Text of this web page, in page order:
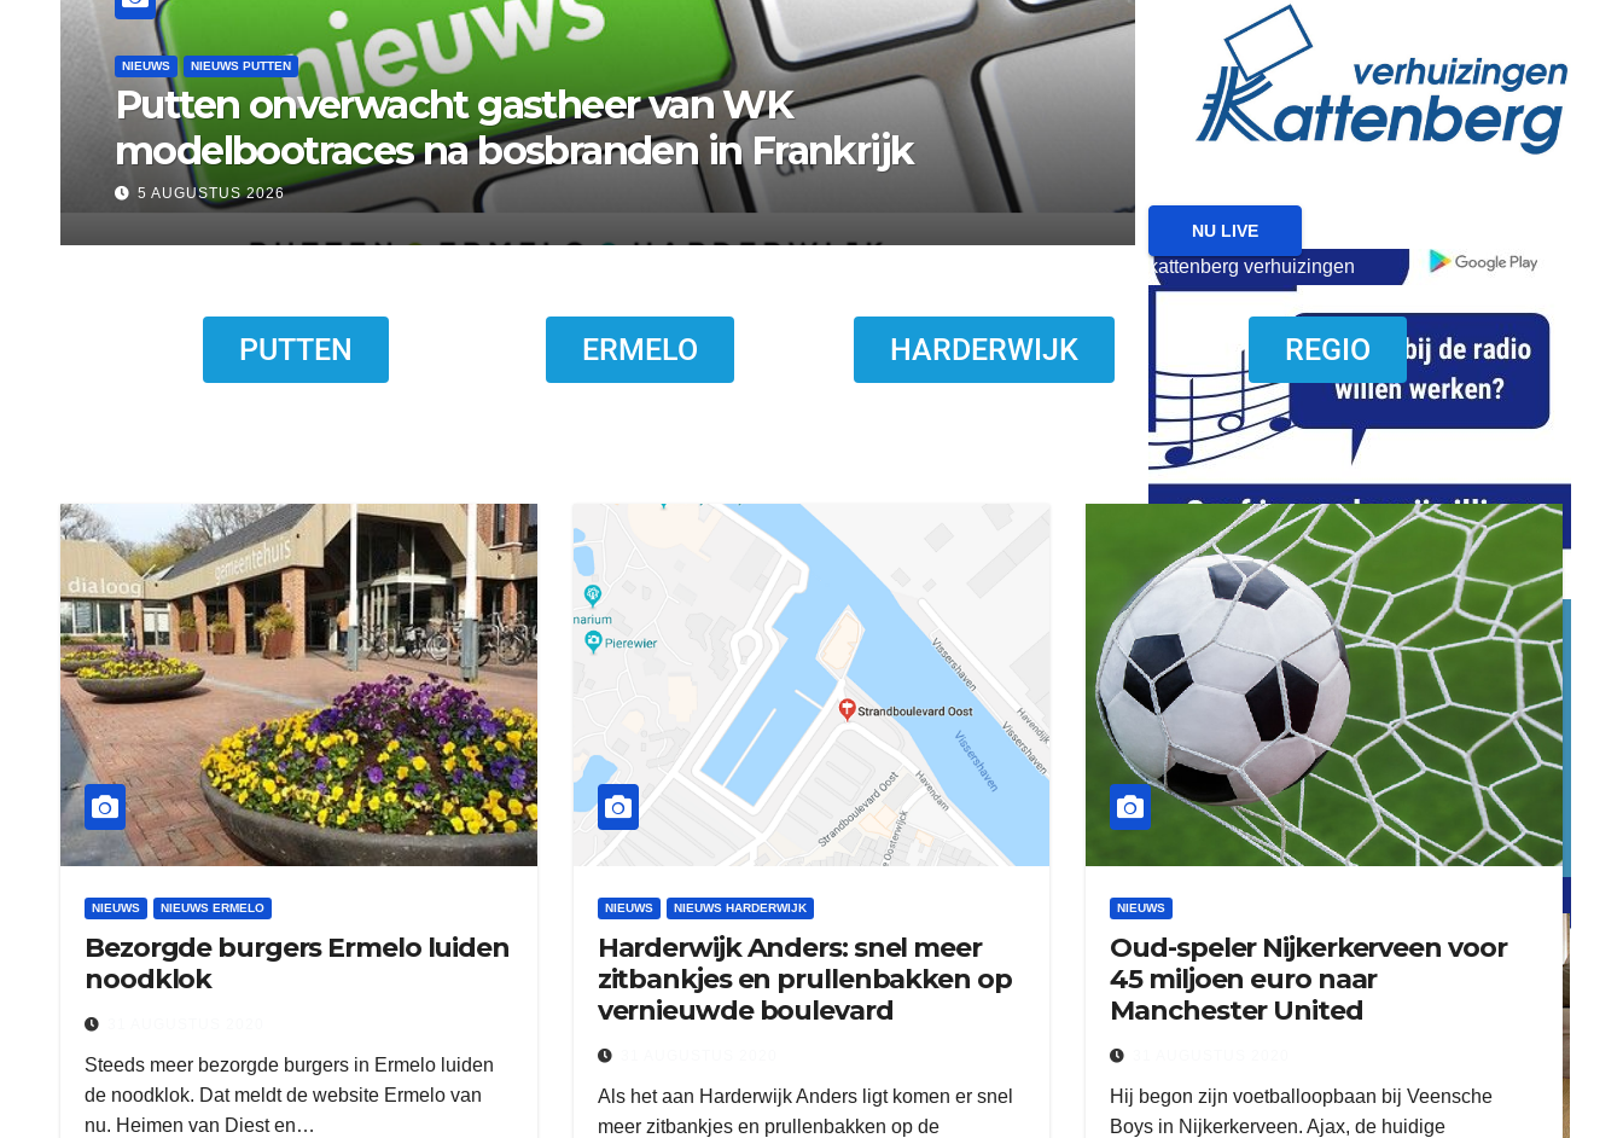
NIEUWS NIEUWS PUTTEN
Bermbrand langs Krachtighuizerweg in Putten
5 AUGUSTUS 2026
NIEUWS NIEUWS ERMELO
Ermelo: bijeenkomst
geheugenproblemen
reanimatie ermelo
dierenkliniekputten
word vrijwilliger (1)
kattenberg verhuizingen
word vrijwilliger (1)
refreshed webdesign putten
NU LIVE
PUTTEN ERMELO HARDERWIJK REGIO
NIEUWS NIEUWS ERMELO
Bezorgde burgers Ermelo luiden
noodklok
Steeds meer bezorgde burgers in Ermelo luiden
de noodklok. Dat meldt de website Ermelo van
nu. Heimen van Diest en…
NIEUWS NIEUWS HARDERWIJK
Harderwijk Anders: snel meer
zitbankjes en prullenbakken op
vernieuwde boulevard
Als het aan Harderwijk Anders ligt komen er snel
meer zitbankjes en prullenbakken op de
NIEUWS
Oud-speler Nijkerkerveen voor
45 miljoen euro naar
Manchester United
Hij begon zijn voetballoopbaan bij Veensche
Boys in Nijkerkerveen. Ajax, de huidige